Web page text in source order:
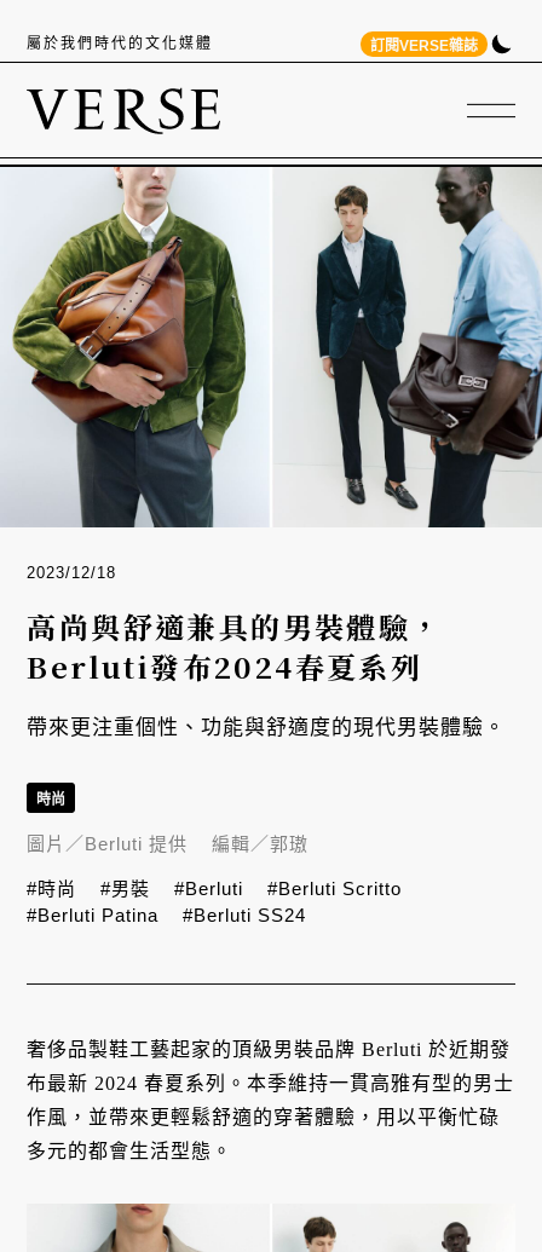
屬於我們時代的文化媒體 訂閱VERSE雜誌
2023/12/18
高尚與舒適兼具的男裝體驗，
Berluti發布2024春夏系列
帶來更注重個性、功能與舒適度的現代男裝體驗。
奢侈品製鞋工藝起家的頂級男裝品牌 Berluti 於近期發
布最新 2024 春夏系列。本季維持一貫高雅有型的男士
作風，並帶來更輕鬆舒適的穿著體驗，用以平衡忙碌
多元的都會生活型態。
時尚
圖片／Berluti 提供 編輯／郭璈
#時尚 #男裝 #Berluti
#Berluti Scritto
#Berluti Patina
#Berluti SS24